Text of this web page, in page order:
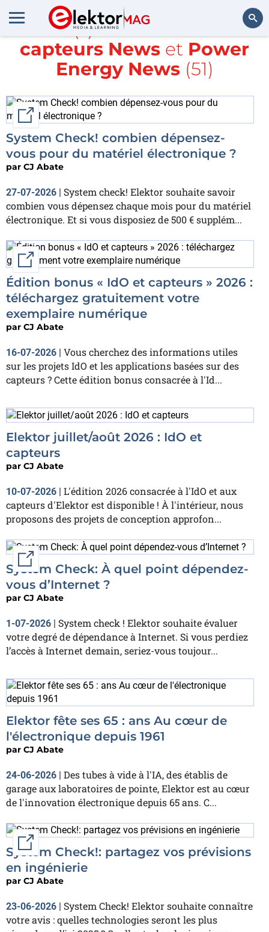
Rechercher
Article(s) avec la balise
IdO
capteurs News et Power
Energy News(51)
External link
System Check! combien dépensez-
vous pour du matériel électronique ?
par CJ Abate
27-07-2026 | System check! Elektor souhaite savoir
combien vous dépensez chaque mois pour du matériel
électronique. Et si vous disposiez de 500 € supplém...
External link
Édition bonus « IdO et capteurs » 2026 :
téléchargez gratuitement votre
exemplaire numérique
par CJ Abate
16-07-2026 | Vous cherchez des informations utiles
sur les projets IdO et les applications basées sur des
capteurs ? Cette édition bonus consacrée à l'Id...
Elektor juillet/août 2026 : IdO et
capteurs
par CJ Abate
10-07-2026 | L'édition 2026 consacrée à l'IdO et aux
capteurs d'Elektor est disponible ! À l'intérieur, nous
proposons des projets de conception approfon...
System Check: À quel point dépendez-
vous d’Internet ?
par CJ Abate
1-07-2026 | System check ! Elektor souhaite évaluer
votre degré de dépendance à Internet. Si vous perdiez
l’accès à Internet demain, seriez-vous toujour...
Elektor fête ses 65 : ans Au cœur de
l'électronique depuis 1961
par CJ Abate
24-06-2026 | Des tubes à vide à l'IA, des établis de
garage aux laboratoires de pointe, Elektor est au cœur
de l'innovation électronique depuis 65 ans. C...
System Check!: partagez vos prévisions
en ingénierie
par CJ Abate
23-06-2026
System Check! Elektor souhaite connaître
votre avis : quelles technologies seront les plus